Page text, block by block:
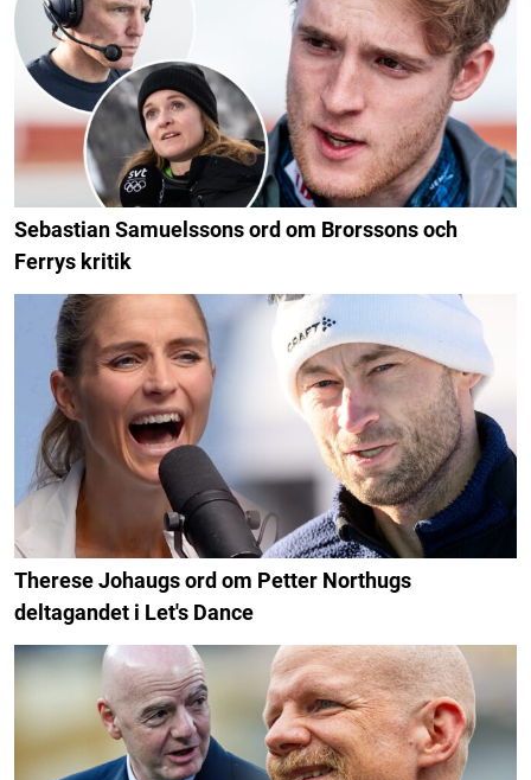
Sebastian Samuelssons ord om Brorssons och
Ferrys kritik
Therese Johaugs ord om Petter Northugs
deltagandet i Let's Dance